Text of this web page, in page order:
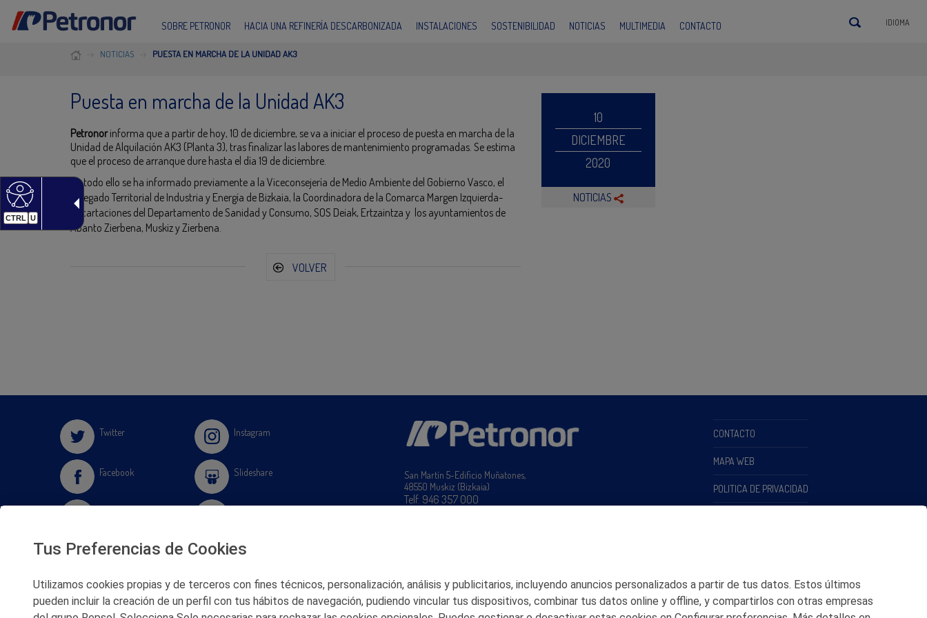
CTRL U
SOBRE PETRONOR HACIA UNA REFINERÍA DESCARBONIZADA INSTALACIONES SOSTENIBILIDAD NOTICIAS MULTIMEDIA CONTACTO IDIOMA
NOTICIAS PUESTA EN MARCHA DE LA UNIDAD AK3
Puesta en marcha de la Unidad AK3
Petronorinforma que a partir de hoy, 10 de diciembre, se va a iniciar el proceso de puesta en marcha de la
Unidad de Alquilación AK3 (Planta 3), tras finalizar las labores de mantenimiento programadas. Se estima
que el proceso de arranque dure hasta el día 19 de diciembre.
De todo ello se ha informado previamente a la Viceconsejería de Medio Ambiente del Gobierno Vasco, el
Delegado Territorial de Industria y Energía de Bizkaia, la Coordinadora de la Comarca Margen Izquierda-
Encartaciones del Departamento de Sanidad y Consumo, SOS Deiak, Ertzaintza y los ayuntamientos de
Abanto Zierbena, Muskiz y Zierbena.
VOLVER
10
DICIEMBRE
2020
NOTICIAS
Twitter
Facebook
Flickr
Instagram
Slideshare
San Martín 5-Edificio Muñatones,
48550 Muskiz (Bizkaia)
Telf. 946 357 000
CONTACTO
MAPA WEB
POLITICA DE PRIVACIDAD
Tus Preferencias de Cookies
Utilizamos cookies propias y de terceros con fines técnicos, personalización, análisis y publicitarios, incluyendo anuncios personalizados a partir de tus datos. Estos últimos
pueden incluir la creación de un perfil con tus hábitos de navegación, pudiendo vincular tus dispositivos, combinar tus datos online y offline, y compartirlos con otras empresas